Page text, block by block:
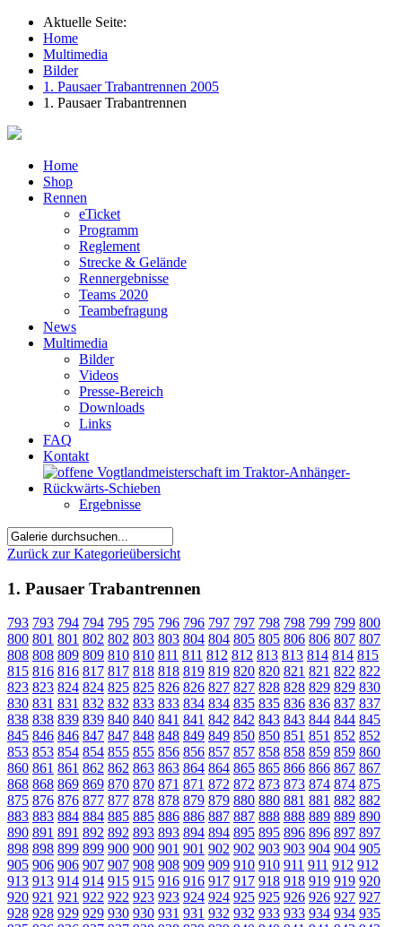
Aktuelle Seite:
Home
Multimedia
Bilder
1. Pausaer Trabantrennen 2005
1. Pausaer Trabantrennen
Home
Shop
Rennen
eTicket
Programm
Reglement
Strecke & Gelände
Rennergebnisse
Teams 2020
Teambefragung
News
Multimedia
Bilder
Videos
Presse-Bereich
Downloads
Links
FAQ
Kontakt
Ergebnisse
Zurück zur Kategorieübersicht
1. Pausaer Trabantrennen
793 793 794 794 795 795 796 796 797 797 798 798 799 799 800
800 801 801 802 802 803 803 804 804 805 805 806 806 807 807
808 808 809 809 810 810 811 811 812 812 813 813 814 814 815
815 816 816 817 817 818 818 819 819 820 820 821 821 822 822
823 823 824 824 825 825 826 826 827 827 828 828 829 829 830
830 831 831 832 832 833 833 834 834 835 835 836 836 837 837
838 838 839 839 840 840 841 841 842 842 843 843 844 844 845
845 846 846 847 847 848 848 849 849 850 850 851 851 852 852
853 853 854 854 855 855 856 856 857 857 858 858 859 859 860
860 861 861 862 862 863 863 864 864 865 865 866 866 867 867
868 868 869 869 870 870 871 871 872 872 873 873 874 874 875
875 876 876 877 877 878 878 879 879 880 880 881 881 882 882
883 883 884 884 885 885 886 886 887 887 888 888 889 889 890
890 891 891 892 892 893 893 894 894 895 895 896 896 897 897
898 898 899 899 900 900 901 901 902 902 903 903 904 904 905
905 906 906 907 907 908 908 909 909 910 910 911 911 912 912
913 913 914 914 915 915 916 916 917 917 918 918 919 919 920
920 921 921 922 922 923 923 924 924 925 925 926 926 927 927
928 928 929 929 930 930 931 931 932 932 933 933 934 934 935